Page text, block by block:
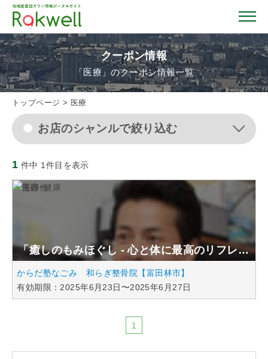
トップページ
お店を探す
イベント情報
クーポン情報
おすすめガイド
「らくうぇる。」は⼤阪 南河内の地域密着型ポータルサ
イト！ランチやディナーのクーポン、イベント、地域情報
クーポン情報
「医療」のクーポン情報一覧
トップページ > 医療
お店のシャンルで絞り込む
1 件中 1件目を表示
「癒しのもみほぐし - 心と体に最高のリフレッシュを...
からだ塾なごみ 和らぎ整骨院【富田林市】
有効期限：2025年6月23日〜2025年6月27日
1